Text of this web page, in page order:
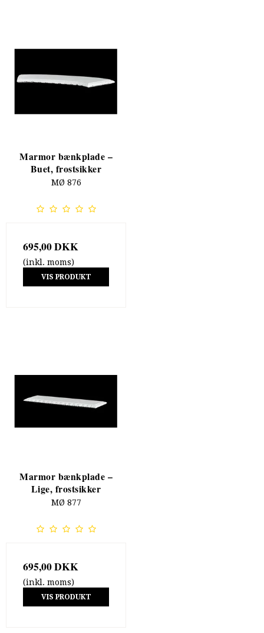
Marmor bænkplade –
Buet, frostsikker
MØ 876
695,00 DKK
(inkl. moms)
VIS PRODUKT
Marmor bænkplade –
Lige, frostsikker
MØ 877
695,00 DKK
(inkl. moms)
VIS PRODUKT